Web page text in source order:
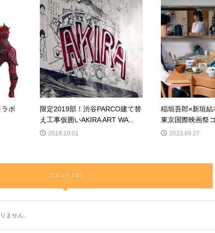
ボ
限定2019部！渋谷PARCO建て替
え工事仮囲いAKIRA ART WA...
2018.10.01
稲垣吾郎×新垣結
東京国際映画祭コ
2023.09.27
コメント ( 0 )
ません。